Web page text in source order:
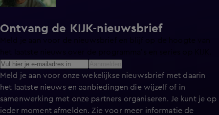
Ontvang de KIJK-nieuwsbrief
Meld je aan voor de nieuwsbrief en blijf op de hoogte van
Meld je aan voor onze wekelijkse nieuwsbrief met daarin
het laatste nieuws en aanbiedingen die wijzelf of in
samenwerking met onze partners organiseren. Je kunt je op
ieder moment afmelden. Zie voor meer informatie de